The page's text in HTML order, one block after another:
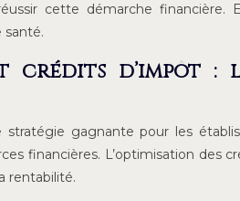
cette démarche
santé.
crédits d’impôt :
stratégie gagnante pour les
financières. L’optimisation des
rentabilité.